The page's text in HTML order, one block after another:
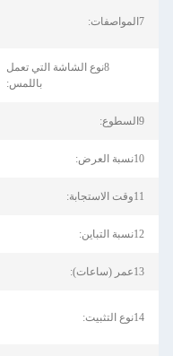
7المواصفات:
8نوع الشاشة التي تعمل
باللمس:
9السطوع:
10نسبة العرض:
11وقت الاستجابة:
12نسبة التباين:
13عمر (ساعات):
14نوع التثبيت: